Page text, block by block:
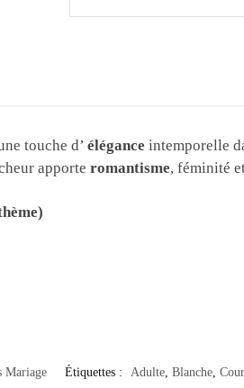
touche d’élégance intemporelle
apporteromantisme, féminité
Mariage Étiquettes : Adulte, Blanche,